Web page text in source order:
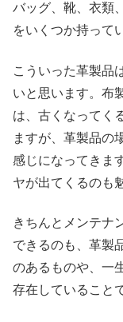
バッグ、靴、衣類
をいくつか持って
こういった革製品
いと思います。布
は、古くなってく
ますが、革製品の
感じになってきま
ヤが出てくるのも
きちんとメンテナ
できるのも、革製
のあるものや、一
存在していること